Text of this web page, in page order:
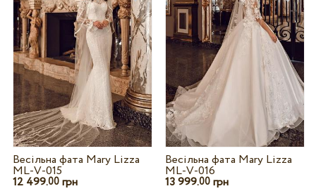
Весільна фата Mary Lizza
ML-V-015
12 499.00грн
Весільна фата Mary Lizza
ML-V-016
13 999.00 грн